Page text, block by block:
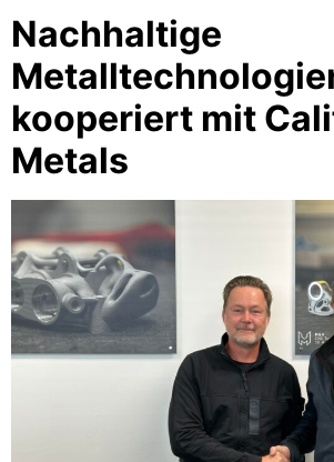
Nachhaltige
kooperiert mit
Metals